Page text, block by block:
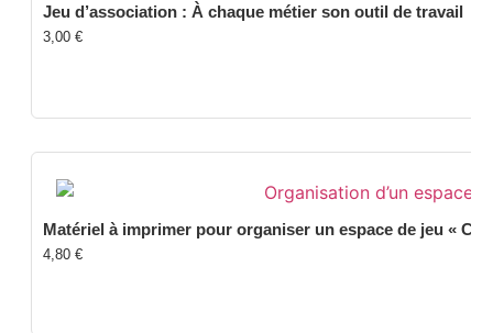
Jeu d’association : À chaque métier son outil de travail
3,00 €
Matériel à imprimer pour organiser un espace de jeu «
4,80 €